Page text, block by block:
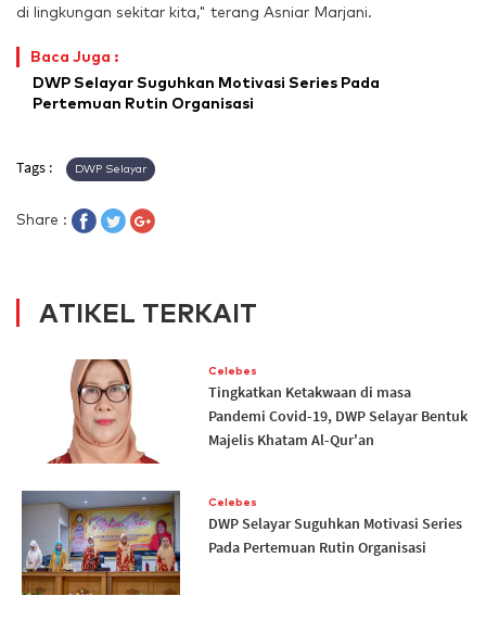
di lingkungan sekitar kita," terang Asniar Marjani.
Baca Juga :
DWP Selayar Suguhkan Motivasi Series Pada
Pertemuan Rutin Organisasi
Tags : DWP Selayar
Share :
ATIKEL TERKAIT
Celebes
Tingkatkan Ketakwaan di masa
Pandemi Covid-19, DWP Selayar Bentuk
Majelis Khatam Al-Qur'an
Celebes
DWP Selayar Suguhkan Motivasi Series
Pada Pertemuan Rutin Organisasi